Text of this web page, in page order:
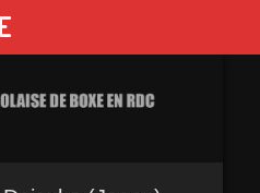
Fédération
Ilunga Luyoyo Ferdinand